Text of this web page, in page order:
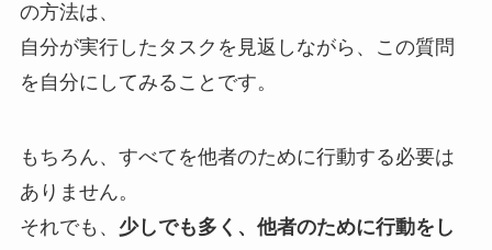
の方法は、
自分が実行したタスクを見返しながら、この質問
を自分にしてみることです。
もちろん、すべてを他者のために行動する必要は
ありません。
それでも、 少しでも多く、他者のために行動をし